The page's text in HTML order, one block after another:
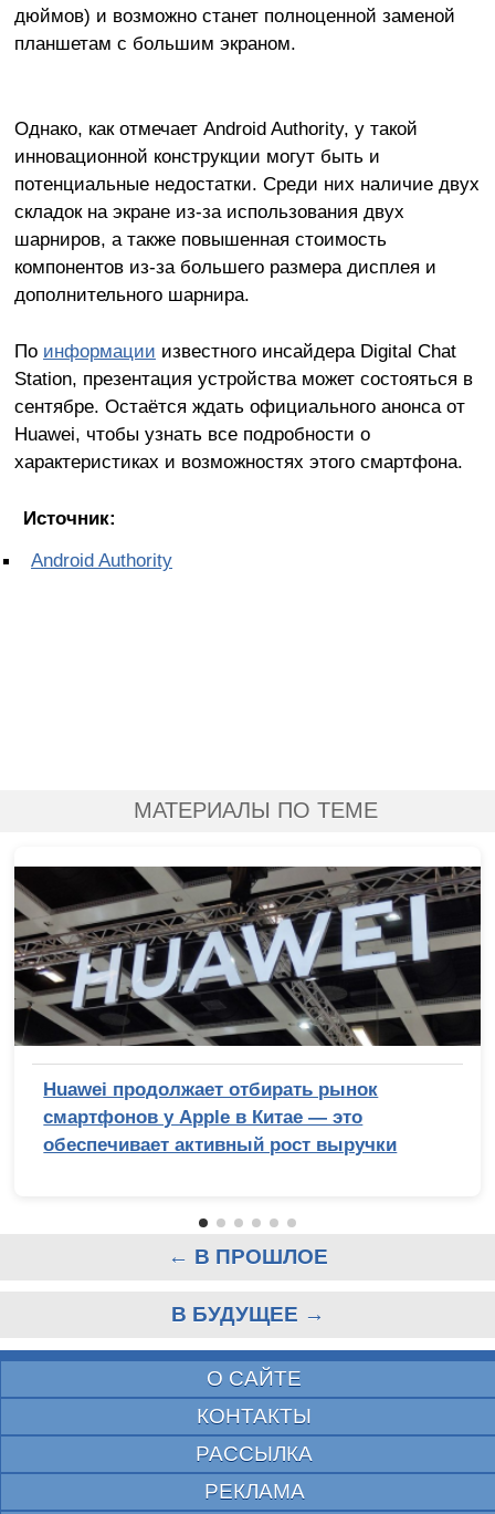
дюймов) и возможно станет полноценной заменой
планшетам с большим экраном.
Однако, как отмечает Android Authority, у такой
инновационной конструкции могут быть и
потенциальные недостатки. Среди них наличие двух
складок на экране из-за использования двух
шарниров, а также повышенная стоимость
компонентов из-за большего размера дисплея и
дополнительного шарнира.
По информации известного инсайдера Digital Chat
Station, презентация устройства может состояться в
сентябре. Остаётся ждать официального анонса от
Huawei, чтобы узнать все подробности о
характеристиках и возможностях этого смартфона.
Источник:
Android Authority
МАТЕРИАЛЫ ПО ТЕМЕ
Huawei продолжает отбирать рынок
смартфонов у Apple в Китае — это
обеспечивает активный рост выручки
← В ПРОШЛОЕ
В БУДУЩЕЕ →
О САЙТЕ
КОНТАКТЫ
РАССЫЛКА
РЕКЛАМА